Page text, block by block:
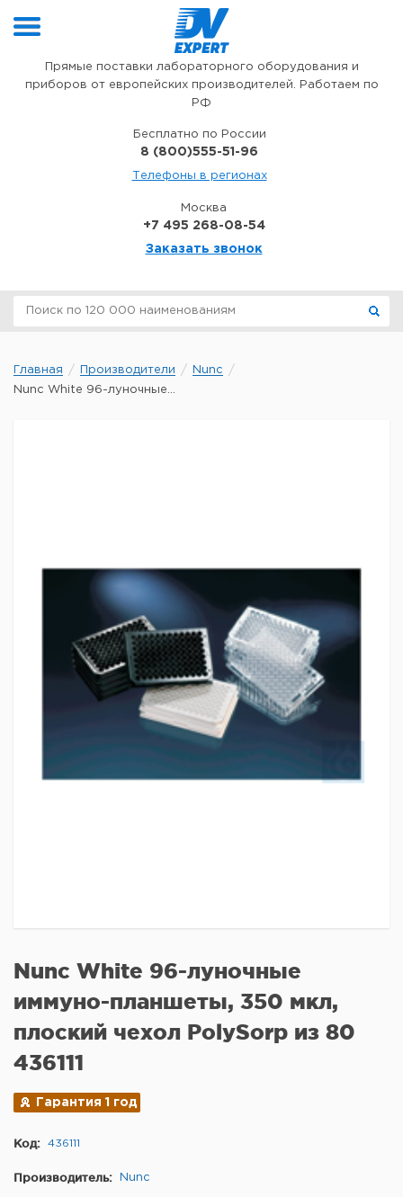
Прямые поставки лабораторного оборудования и
приборов от европейских производителей. Работаем по
РФ
Бесплатно по России
8 (800)555-51-96
Телефоны в регионах
Москва
+7 495 268-08-54
Заказать звонок
Главная Производители
Nunc
Nunc White 96-луночные...
Nunc White 96-луночные
иммуно-планшеты, 350 мкл,
плоский чехол PolySorp из 80
436111
Гарантия 1 год
Код: 436111
Производитель: Nunc